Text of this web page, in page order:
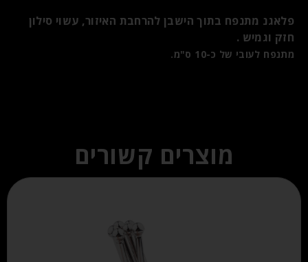
פלאגנ מתנפח בתוך הישבן להרחבת האיזור, עשוי סילון
חזק וגמיש .
מתנפח לעובי של כ-10 ס"מ.
מוצרים קשורים